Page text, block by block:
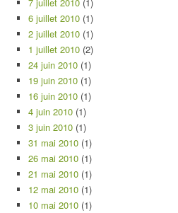
6 juillet 2010 (1)
2 juillet 2010 (1)
1 juillet 2010 (2)
24 juin 2010 (1)
19 juin 2010 (1)
16 juin 2010 (1)
4 juin 2010 (1)
3 juin 2010 (1)
31 mai 2010 (1)
26 mai 2010 (1)
21 mai 2010 (1)
12 mai 2010 (1)
10 mai 2010 (1)